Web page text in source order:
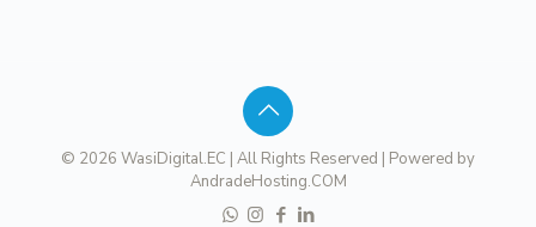
© 2026 WasiDigital.EC | All Rights Reserved | Powered by
AndradeHosting.COM